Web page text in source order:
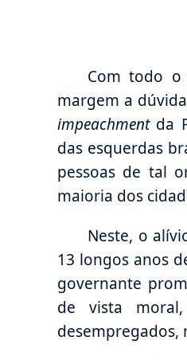
Com todo o
margem a
impeachmentda
das esquerdas
pessoas de tal
maioria dos
Neste, o
13 longos anos
governante
de vista
desempregados,